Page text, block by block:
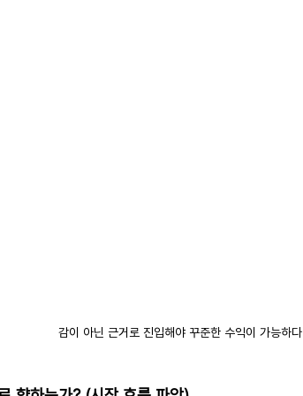
감이 아닌 근거로 진입해야 꾸준한 수익이 가능하다